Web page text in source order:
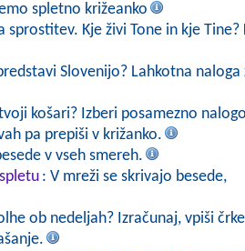
spletno križeanko
sprostitev. Kje živi Tone in kje Tine?
Slovenijo? Lahkotna naloga
košari? Izberi posamezno
pa prepiši v križanko.
v vseh smereh.
: V mreži se skrivajo besede,
ob nedeljah? Izračunaj, vpiši